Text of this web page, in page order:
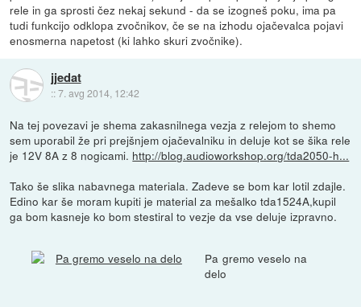
rele in ga sprosti čez nekaj sekund - da se izogneš poku, ima pa
tudi funkcijo odklopa zvočnikov, če se na izhodu ojačevalca pojavi
enosmerna napetost (ki lahko skuri zvočnike).
jjedat
::7. avg 2014, 12:42
Na tej povezavi je shema zakasnilnega vezja z relejom to shemo
sem uporabil že pri prejšnjem ojačevalniku in deluje kot se šika rele
je 12V 8A z 8 nogicami. http://blog.audioworkshop.org/tda2050-h...
Tako še slika nabavnega materiala. Zadeve se bom kar lotil zdajle.
Edino kar še moram kupiti je material za mešalko tda1524A,kupil
ga bom kasneje ko bom stestiral to vezje da vse deluje izpravno.
Pa gremo veselo na
delo